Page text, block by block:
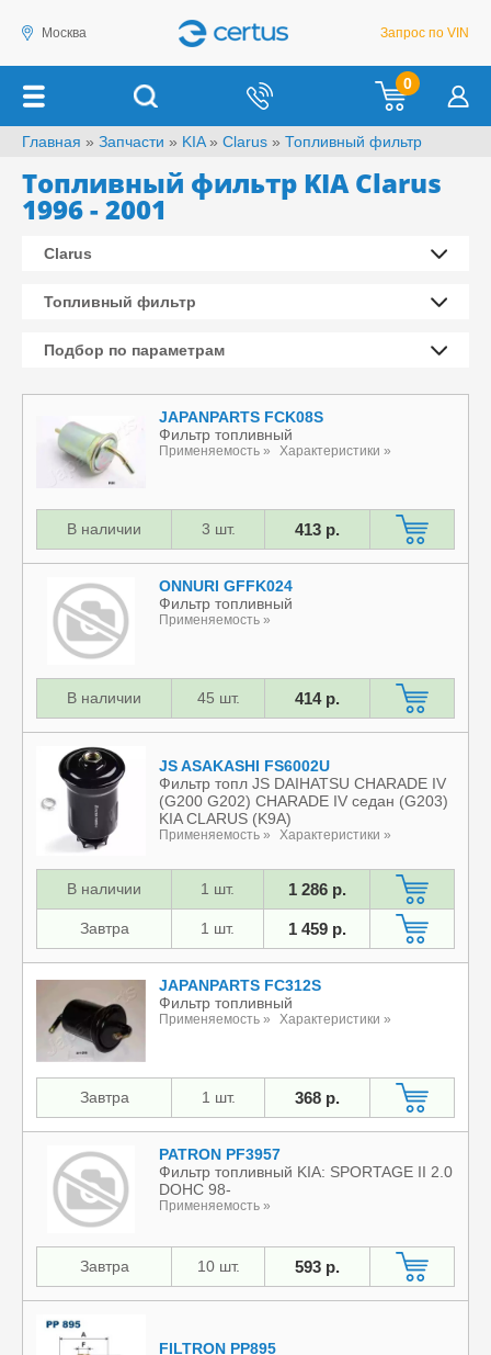
Москва Запрос по VIN
0
Главная » Запчасти » KIA» Clarus » Топливный фильтр
Топливный фильтр KIA Clarus
1996 - 2001
Clarus
Топливный фильтр
Подбор по параметрам
JAPANPARTS FCK08S
Фильтр топливный
Применяемость » Характеристики »
В наличии 3 шт. 413 р.
ONNURI GFFK024
Фильтр топливный
Применяемость »
В наличии 45 шт. 414 р.
JS ASAKASHI FS6002U
Фильтр топл JS DAIHATSU CHARADE IV
(G200 G202) CHARADE IV седан (G203)
KIA CLARUS (K9A)
Применяемость » Характеристики »
В наличии 1 шт. 1 286 р.
Завтра 1 шт. 1 459 р.
JAPANPARTS FC312S
Фильтр топливный
Применяемость » Характеристики »
Завтра 1 шт. 368 р.
PATRON PF3957
Фильтр топливный KIA: SPORTAGE II 2.0
DOHC 98-
Применяемость »
Завтра 10 шт. 593 р.
FILTRON PP895